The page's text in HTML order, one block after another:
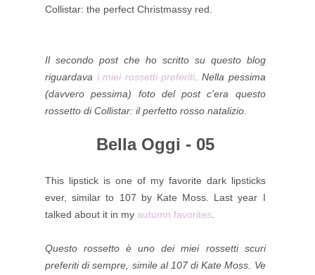
Collistar: the perfect Christmassy red.
Il secondo post che ho scritto su questo blog
riguardava i miei rossetti preferiti . Nella pessima
(davvero pessima) foto del post c'era questo
rossetto di Collistar: il perfetto rosso natalizio.
Bella Oggi - 05
This lipstick is one of my favorite dark lipsticks
ever, similar to 107 by Kate Moss. Last year I
talked about it in my autumn favorites
Questo rossetto è uno dei miei rossetti scuri
preferiti di sempre, simile al 107 di Kate Moss. Ve